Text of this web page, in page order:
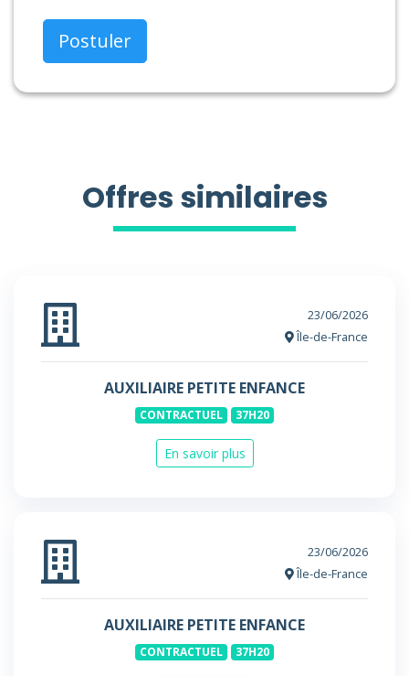
Postuler
Offres similaires
23/06/2026
Île-de-France
AUXILIAIRE PETITE ENFANCE
CONTRACTUEL 37H20
En savoir plus
23/06/2026
Île-de-France
AUXILIAIRE PETITE ENFANCE
CONTRACTUEL 37H20